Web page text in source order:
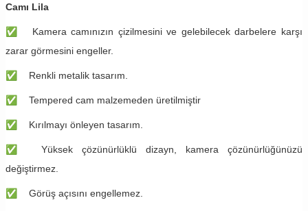
Camı Lila
✅ Kamera camınızın çizilmesini ve gelebilecek darbelere karşı
zarar görmesini engeller.
✅ Renkli metalik tasarım.
✅ Tempered cam malzemeden üretilmiştir
✅ Kırılmayı önleyen tasarım.
✅ Yüksek çözünürlüklü dizayn, kamera çözünürlüğünüzü
değiştirmez.
✅ Görüş açısını engellemez.